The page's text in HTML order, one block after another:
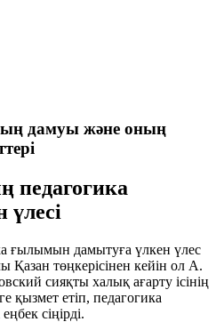
дамуы және оның
педагогика
ғылымын дамытуға үлкен үлес
Қазан төңкерісінен кейін ол А.
сияқты халық ағарту ісінің
қызмет етіп, педагогика
сіңірді.